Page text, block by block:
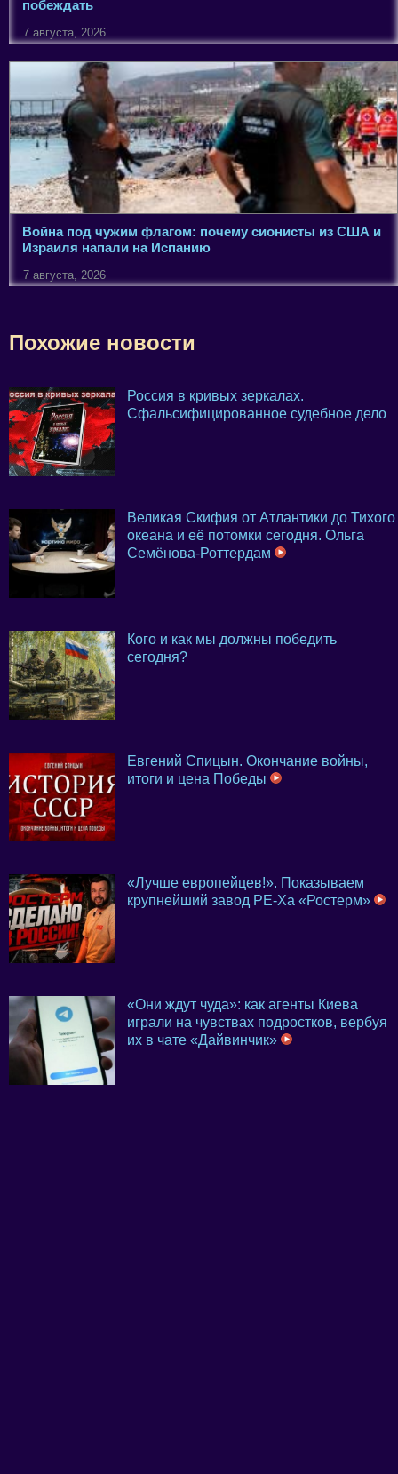
побеждать
7 августа, 2026
Война под чужим флагом: почему сионисты из США и
Израиля напали на Испанию
7 августа, 2026
Похожие новости
Россия в кривых зеркалах.
Сфальсифицированное судебное дело
Великая Скифия от Атлантики до Тихого
океана и её потомки сегодня. Ольга
Семёнова-Роттердам
Кого и как мы должны победить
сегодня?
Евгений Спицын. Окончание войны,
итоги и цена Победы
«Лучше европейцев!». Показываем
крупнейший завод PE-Xa «Ростерм»
«Они ждут чуда»: как агенты Киева
играли на чувствах подростков, вербуя
их в чате «Дайвинчик»